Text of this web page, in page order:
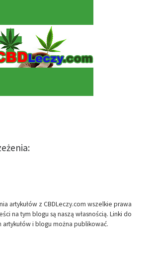
artykułów z CBDLeczy.com wszelkie prawa
na tym blogu są naszą własnością. Linki do
artykułów i blogu można publikować.